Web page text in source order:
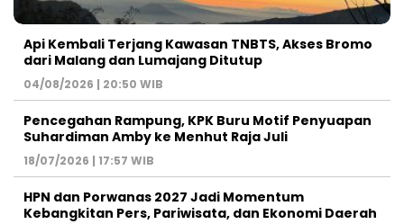
Api Kembali Terjang Kawasan TNBTS, Akses Bromo
dari Malang dan Lumajang Ditutup
04/08/2026 | 20:50 WIB
Pencegahan Rampung, KPK Buru Motif Penyuapan
Suhardiman Amby ke Menhut Raja Juli
18/07/2026 | 17:57 WIB
HPN dan Porwanas 2027 Jadi Momentum
Kebangkitan Pers, Pariwisata, dan Ekonomi Daerah